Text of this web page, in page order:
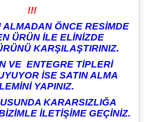
!!!
ALMADAN ÖNCE RESİMDE
ÜRÜN İLE ELİNİZDE
KARŞILAŞTIRINIZ.
VE ENTEGRE TİPLERİ
İSE SATIN ALMA
YAPINIZ.
KARARSIZLIĞA
İLETİŞİME GEÇİNİZ.